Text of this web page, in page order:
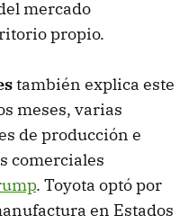
mercado
propio.
también explica este
meses, varias
de producción e
comerciales
. Toyota optó por
en Estados